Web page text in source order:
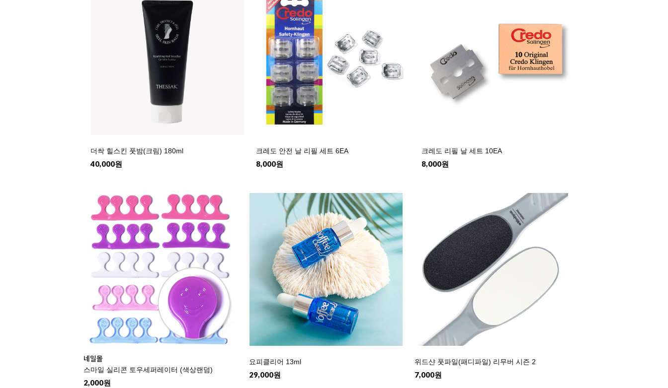
더싹 힐스킨 풋밤(크림) 180ml
40,000원
크레도 안전 날 리필 세트 6EA
8,000원
크레도 리필 날 세트 10EA
8,000원
네일몰
스마일 실리콘 토우세퍼레이터 (색상랜덤)
2,000원
요피클리어 13ml
29,000원
위드샨 풋파일(패디파일) 리무버 시즌 2
7,000원